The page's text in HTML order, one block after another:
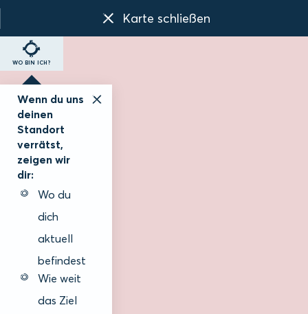
Karte schließen
WO BIN ICH?
Wenn du uns
deinen
Standort
verrätst,
zeigen wir
dir:
Wo du
dich
aktuell
befindest
Wie weit
das Ziel